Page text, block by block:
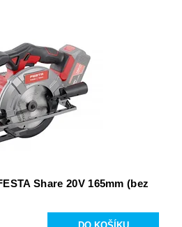
Share 20V 165mm (bez